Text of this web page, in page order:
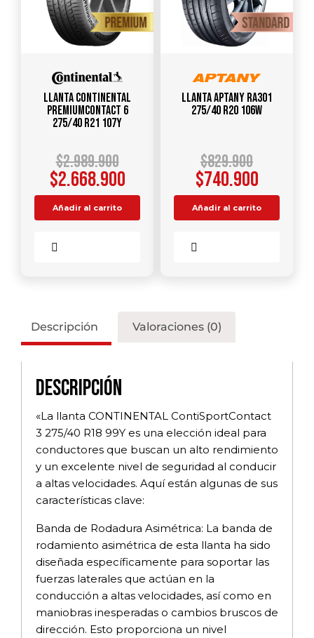
Llanta CONTINENTAL
PremiumContact 6
275/40 R21 107Y
$2.989.900
$2.668.900
Añadir al carrito
Llanta APTANY RA301
275/40 R20 106W
$829.900
$740.900
Añadir al carrito
Descripción Valoraciones (0)
Descripción
«La llanta CONTINENTAL ContiSportContact
3 275/40 R18 99Y es una elección ideal para
conductores que buscan un alto rendimiento
y un excelente nivel de seguridad al conducir
a altas velocidades. Aquí están algunas de sus
características clave:
Banda de Rodadura Asimétrica: La banda de
rodamiento asimétrica de esta llanta ha sido
diseñada específicamente para soportar las
fuerzas laterales que actúan en la
conducción a altas velocidades, así como en
maniobras inesperadas o cambios bruscos de
dirección. Esto proporciona un nivel